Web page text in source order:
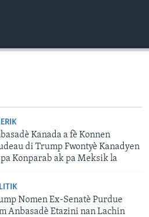
Kanada a fè Konnen
di Trump Fwontyè Kanadyen
Konparab ak pa Meksik la
Nomen Ex-Senatè Purdue
Anbasadè Etazini nan Lachin